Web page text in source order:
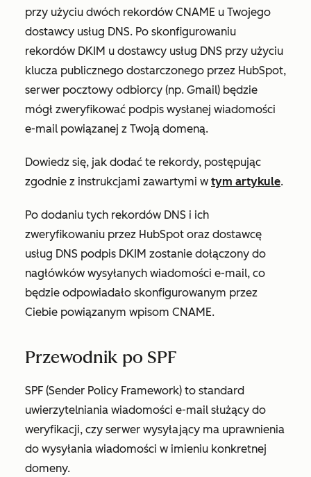
przy użyciu dwóch rekordów CNAME u Twojego
dostawcy usług DNS. Po skonfigurowaniu
rekordów DKIM u dostawcy usług DNS przy użyciu
klucza publicznego dostarczonego przez HubSpot,
serwer pocztowy odbiorcy (np. Gmail) będzie
mógł zweryfikować podpis wysłanej wiadomości
e-mail powiązanej z Twoją domeną.
Dowiedz się, jak dodać te rekordy, postępując
zgodnie z instrukcjami zawartymi w tym artykule.
Po dodaniu tych rekordów DNS i ich
zweryfikowaniu przez HubSpot oraz dostawcę
usług DNS podpis DKIM zostanie dołączony do
nagłówków wysyłanych wiadomości e-mail, co
będzie odpowiadało skonfigurowanym przez
Ciebie powiązanym wpisom CNAME.
Przewodnik po SPF
SPF (Sender Policy Framework) to standard
uwierzytelniania wiadomości e-mail służący do
weryfikacji, czy serwer wysyłający ma uprawnienia
do wysyłania wiadomości w imieniu konkretnej
domeny.